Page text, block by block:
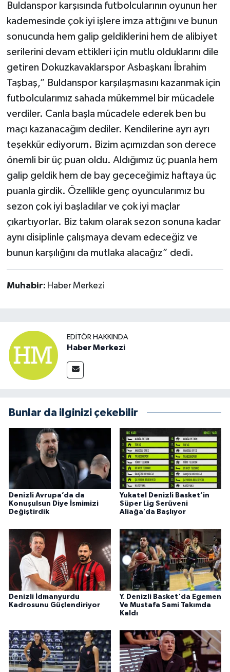
Buldanspor karşısında futbolcularının oyunun her
kademesinde çok iyi işlere imza attığını ve bunun
sonucunda hem galip geldiklerini hem de alibiyet
serilerini devam ettikleri için mutlu olduklarını dile
getiren Dokuzkavaklarspor Asbaşkanı İbrahim
Taşbaş,” Buldanspor karşılaşmasını kazanmak için
futbolcularımız sahada mükemmel bir mücadele
verdiler. Canla başla mücadele ederek ben bu
maçı kazanacağım dediler. Kendilerine ayrı ayrı
teşekkür ediyorum. Bizim açımızdan son derece
önemli bir üç puan oldu. Aldığımız üç puanla hem
galip geldik hem de bay geçeceğimiz haftaya üç
puanla girdik. Özellikle genç oyuncularımız bu
sezon çok iyi başladılar ve çok iyi maçlar
çıkartıyorlar. Biz takım olarak sezon sonuna kadar
aynı disiplinle çalışmaya devam edeceğiz ve
bunun karşılığını da mutlaka alacağız” dedi.
Muhabir: Haber Merkezi
EDITÖR HAKKINDA
Haber Merkezi
Bunlar da ilginizi çekebilir
Denizli Avrupa’da da
Konuşulsun Diye İsmimizi
Değiştirdik
Yukatel Denizli Basket’in
Süper Lig Serüveni
Aliağa’da Başlıyor
Denizli İdmanyurdu
Kadrosunu Güçlendiriyor
Y. Denizli Basket'da Egemen
Ve Mustafa Sami Takımda
Kaldı